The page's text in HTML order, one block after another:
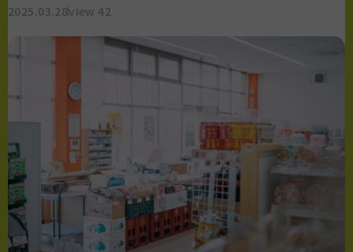
2025.03.28view 42